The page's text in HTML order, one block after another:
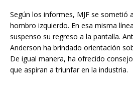
Según los informes, MJF se sometió
hombro izquierdo. En esa misma
suspenso su regreso a la pantalla.
Anderson ha brindado orientación
De igual manera, ha ofrecido
que aspiran a triunfar en la industria.